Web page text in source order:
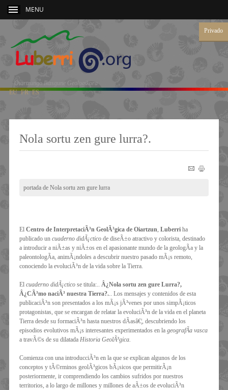
MENU
Oiartzungo Ikasgune Geologikora
EU FR ES
Nola sortu zen gure lurra?.
portada de Nola sortu zen gure lurra
El Centro de InterpretaciÃ³n GeolÃ³gica de Oiartzun, Luberriha
publicado un cuaderno didÃ¡cticode diseÃ±o atractivo y colorista, destinado
a introducir a niÃ±as y niÃ±os en el apasionante mundo de la geologÃ­a y la
paleontologÃ­a, animÃ¡ndoles a descubrir nuestro pasado mÃ¡s remoto,
conociendo la evoluciÃ³n de la vida sobre la Tierra.
El cuaderno didÃ¡cticose titula:.. Â¿Nola sortu zen gure Lurra?,
Â¿CÃ³mo naciÃ³ nuestra Tierra?... Los mensajes y contenidos de esta
publicaciÃ³n son presentados a los mÃ¡s jÃ³venes por unos simpÃ¡ticos
protagonistas, que se encargan de relatar la evoluciÃ³n de la vida en el planeta
Tierra desde su formaciÃ³n hasta nuestros dÃ­asâ€¦, descubriendo los
episodios evolutivos mÃ¡s interesantes experimentados en la geografÃ­a vasca
a travÃ©s de su dilatada Historia GeolÃ³gica.
Comienza con una introducciÃ³n en la que se explican algunos de los
conceptos y tÃ©rminos geolÃ³gicos bÃ¡sicos que permitirÃ¡n
posteriormente, ir comprendiendo los cambios sufridos por nuestros
territorios, a lo largo de millones y millones de aÃ±os de evoluciÃ³n
Privado